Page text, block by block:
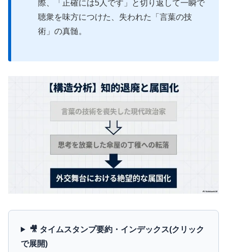
際、「正確には5人です」と切り返して一瞬で
聴衆を味方につけた、失われた「言葉の技
術」の真髄。
🎥 タイムスタンプ要約・インデックス(クリック
で展開)